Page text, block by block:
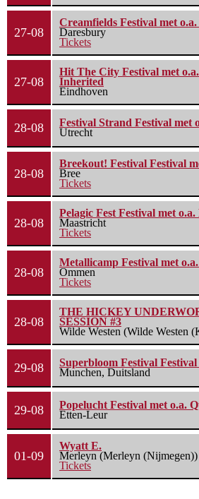
27-08
Creamfields Festival met o.a.
Daresbury
Tickets
27-08
Hit The City Festival met
Inherited
Eindhoven
28-08
Festival Strand Festival met
Utrecht
28-08
Breekout! Festival Festival
Bree
Tickets
28-08
Pelagic Fest Festival met
Maastricht
Tickets
28-08
Metallicamp Festival met
Ommen
Tickets
28-08
THE HICKEY
SESSION #3
Wilde Westen (Wilde Westen
29-08
Superbloom Festival
Munchen, Duitsland
29-08
Popelucht Festival met o.a.
Etten-Leur
01-09
Wyatt E.
Merleyn (Merleyn (Nijmegen))
Tickets